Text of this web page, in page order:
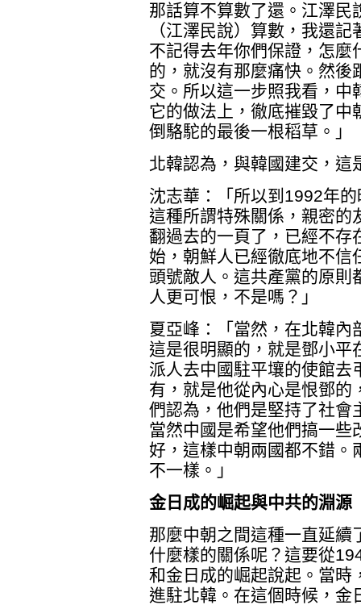
那話算不算數了還。江澤民
（江澤民說）算數，我還
不記得去年你們保證，怎麼
的，就沒有那麼痛快。然後
交。所以這一步照我看，中
它的做法上，徹底摧毀了中
倒駱駝的最後一根稻草。」
北韓認為，與韓國建交，這
沈志華：「所以到1992年
這種所謂特殊關係，親密的
翻過去的一頁了，已經不存
始，朝鮮人已經徹底地不信
頭號敵人。這共產黨的原則
人更可恨，不是嗎？」
夏亞峰：「當然，在北韓內
這是很明顯的，就是鄧小平
派人去中國駐平壤的使館去
有，就是他從內心是恨鄧的
們認為，他們是堅持了社會
當然中國是希望他們搞一些
好，這樣中朝兩國都不錯。
不一樣。」
金日成的崛起與中共的淵源
那麼中朝之間這種一直延續
什麼樣的關係呢？這要從
和金日成的崛起說起。當時
進駐北韓。在這個時候，金